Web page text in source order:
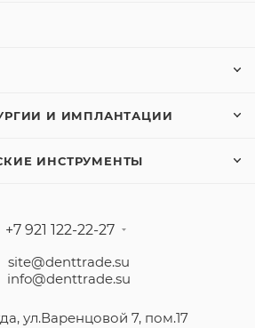
И ИМПЛАНТАЦИИ
ИНСТРУМЕНТЫ
+7 921 122-22-27
site@denttrade.su
info@denttrade.su
ул.Варенцовой 7, пом.17